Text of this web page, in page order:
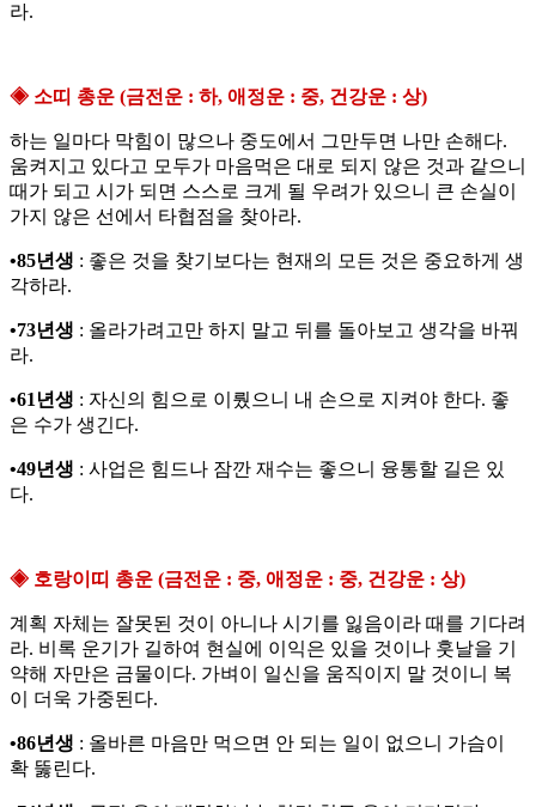
라.
◈ 소띠 총운 (금전운 : 하, 애정운 : 중, 건강운 : 상)
하는 일마다 막힘이 많으나 중도에서 그만두면 나만 손해다.
움켜지고 있다고 모두가 마음먹은 대로 되지 않은 것과 같으니
때가 되고 시가 되면 스스로 크게 될 우려가 있으니 큰 손실이
가지 않은 선에서 타협점을 찾아라.
•85년생 : 좋은 것을 찾기보다는 현재의 모든 것은 중요하게 생
각하라.
•73년생 : 올라가려고만 하지 말고 뒤를 돌아보고 생각을 바꿔
라.
•61년생 : 자신의 힘으로 이뤘으니 내 손으로 지켜야 한다. 좋
은 수가 생긴다.
•49년생 : 사업은 힘드나 잠깐 재수는 좋으니 융통할 길은 있
다.
◈ 호랑이띠 총운 (금전운 : 중, 애정운 : 중, 건강운 : 상)
계획 자체는 잘못된 것이 아니나 시기를 잃음이라 때를 기다려
라. 비록 운기가 길하여 현실에 이익은 있을 것이나 훗날을 기
약해 자만은 금물이다. 가벼이 일신을 움직이지 말 것이니 복
이 더욱 가중된다.
•86년생 : 올바른 마음만 먹으면 안 되는 일이 없으니 가슴이
확 뚫린다.